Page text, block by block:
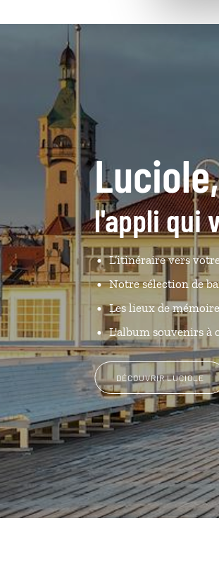
Luciole,
l'appli qui
L’itinéraire vers
Notre sélection de
Les lieux de
L'album souvenirs à
DÉCOUVRIR LUCIOLE